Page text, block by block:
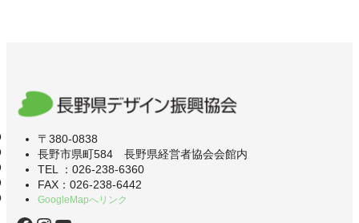
〒380-0838
長野市県町584 長野県経営者協会会館内
TEL ：026-238-6360
FAX：026-238-6442
GoogleMapへリンク